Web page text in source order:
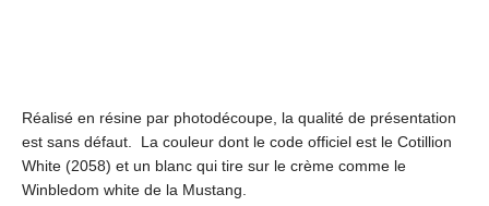
Réalisé en résine par photodécoupe, la qualité de présentation
est sans défaut. La couleur dont le code officiel est le Cotillion
White (2058) et un blanc qui tire sur le crème comme le
Winbledom white de la Mustang.